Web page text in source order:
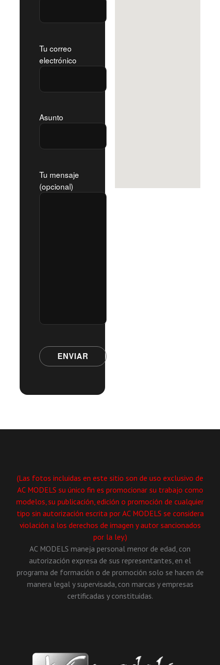
Tu correo
electrónico
Asunto
Tu mensaje
(opcional)
(Las fotos incluidas en este sitio son de uso exclusivo de
AC MODELS su único fin es promocionar su trabajo como
modelos, su publicación, edición o promoción de cualquier
tipo sin autorización escrita por AC MODELS se considera
violación a los derechos de imagen y autor sancionados
por la ley.)
AC MODELS maneja personal menor de edad, con
autorización expresa de sus representantes, en el
programa de formación o de promoción solo se hacen de
manera legal y supervisada, con marcas y empresas
certificadas y constituidas.